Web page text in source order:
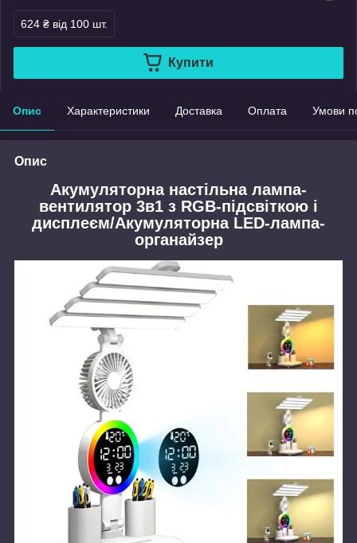
624 ₴ від 100 шт.
Купити
Опис Характеристики Доставка Оплата Умови
Опис
Акумуляторна настільна лампа-
вентилятор 3в1 з RGB-підсвіткою і
дисплеєм/Акумуляторна LED-лампа-
органайзер